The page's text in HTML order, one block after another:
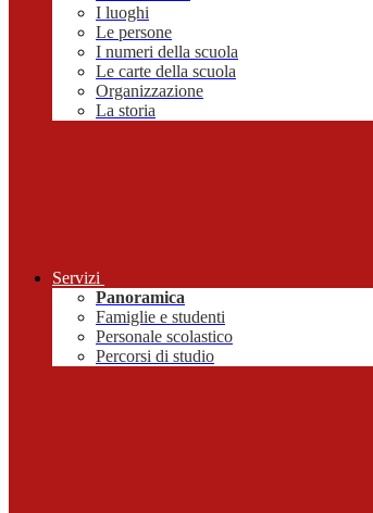
I luoghi
Le persone
I numeri della scuola
Le carte della scuola
Organizzazione
La storia
Servizi
Panoramica
Famiglie e studenti
Personale scolastico
Percorsi di studio